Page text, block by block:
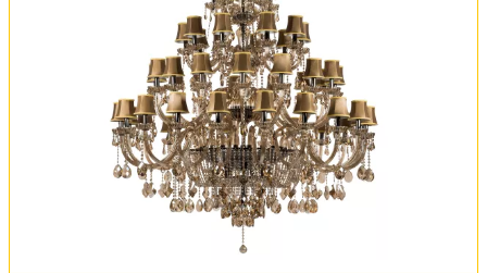
Обмен и возврат
Установка
Отзывы